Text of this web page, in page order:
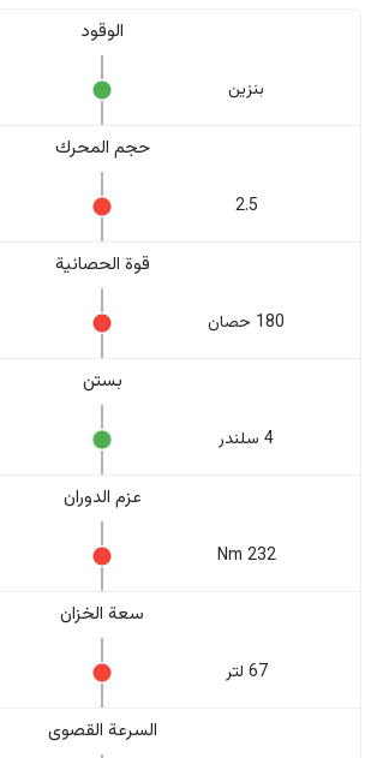
الوقود
بنزين
حجم المحرك
2.5
قوة الحصانية
180 حصان
بستن
4 سلندر
عزم الدوران
232 Nm
سعة الخزان
67 لتر
السرعة القصوى